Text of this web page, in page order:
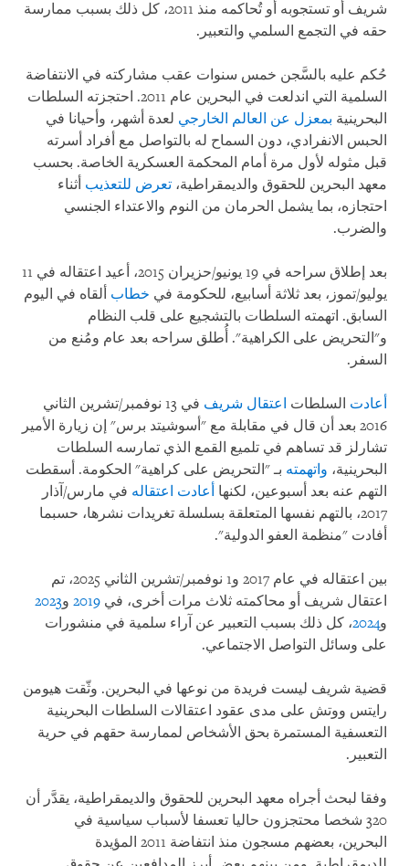
شريف أو تستجوبه أو تُحاكمه منذ 2011، كل ذلك بسبب ممارسة
حقه في التجمع السلمي والتعبير.
حُكم عليه بالسَّجن خمس سنوات عقب مشاركته في الانتفاضة
السلمية التي اندلعت في البحرين عام 2011. احتجزته السلطات
البحرينية بمعزل عن العالم الخارجي لعدة أشهر، وأحيانا في
الحبس الانفرادي، دون السماح له بالتواصل مع أفراد أسرته
قبل مثوله لأول مرة أمام المحكمة العسكرية الخاصة. بحسب
معهد البحرين للحقوق والديمقراطية، تعرض للتعذيب أثناء
احتجازه، بما يشمل الحرمان من النوم والاعتداء الجنسي
والضرب.
بعد إطلاق سراحه في 19 يونيو/حزيران 2015، أعيد اعتقاله في 11
يوليو/تموز، بعد ثلاثة أسابيع، للحكومة في خطاب ألقاه في اليوم
السابق. اتهمته السلطات بالتشجيع على قلب النظام
و"التحريض على الكراهية". أُطلق سراحه بعد عام ومُنع من
السفر.
أعادت السلطات اعتقال شريف
في 13 نوفمبر/تشرين الثاني
2016 بعد أن قال في مقابلة مع "أسوشيتد برس" إن زيارة الأمير
تشارلز قد تساهم في تلميع القمع الذي تمارسه السلطات
البحرينية، واتهمته بـ "التحريض على كراهية" الحكومة. أسقطت
التهم عنه بعد أسبوعين، لكنها أعادت اعتقاله في مارس/آذار
2017، بالتهم نفسها المتعلقة بسلسلة تغريدات نشرها، حسبما
أفادت "منظمة العفو الدولية".
بين اعتقاله في عام 2017 و1 نوفمبر/تشرين الثاني 2025، تم
اعتقال شريف أو محاكمته ثلاث مرات أخرى، في 2019 و2023
و2024، كل ذلك بسبب التعبير عن آراء سلمية في منشورات
على وسائل التواصل الاجتماعي.
قضية شريف ليست فريدة من نوعها في البحرين. وثّقت هيومن
رايتس ووتش على مدى عقود اعتقالات السلطات البحرينية
التعسفية المستمرة بحق الأشخاص لممارسة حقهم في حرية
التعبير.
وفقا لبحث أجراه معهد البحرين للحقوق والديمقراطية، يقدَّر أن
320 شخصا محتجزون حاليا تعسفا لأسباب سياسية في
البحرين، بعضهم مسجون منذ انتفاضة 2011 المؤيدة